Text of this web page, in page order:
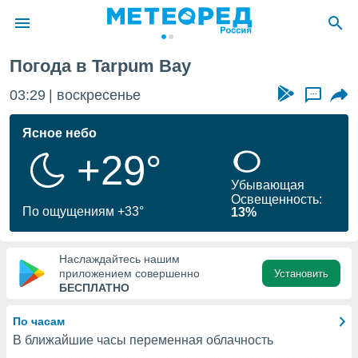
о
Вы можете
к этому
доступ
Погода в Tarpum Bay
03:29 воскресенье ...
Ясное небо
+29°
По ощущениям +33°
Убывающая
Освещенность:
13%
Наслаждайтесь нашим
приложением совершенно
БЕСПЛАТНО
Установить
По часам
В ближайшие часы переменная облачность